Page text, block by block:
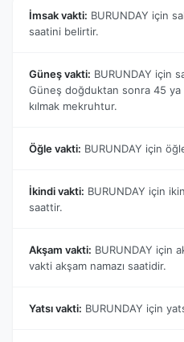
İmsak vakti: BURUNDAY için
saatini belirtir.
Güneş vakti: BURUNDAY için
Güneş doğduktan sonra 45
kılmak mekruhtur.
Öğle vakti: BURUNDAY için
İkindi vakti: BURUNDAY için
saattir.
Akşam vakti: BURUNDAY için
vakti akşam namazı saatidir.
Yatsı vakti: BURUNDAY için